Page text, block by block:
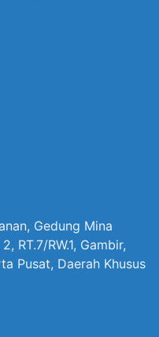
Gedung Mina
RT.7/RW.1, Gambir,
Pusat, Daerah Khusus